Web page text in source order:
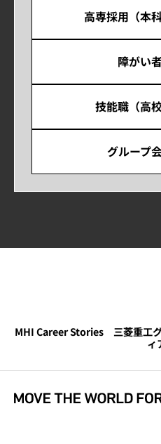
高専採用（本
障がい
技能職（高
グループ
MHI Career Stories 三菱重工
ィ